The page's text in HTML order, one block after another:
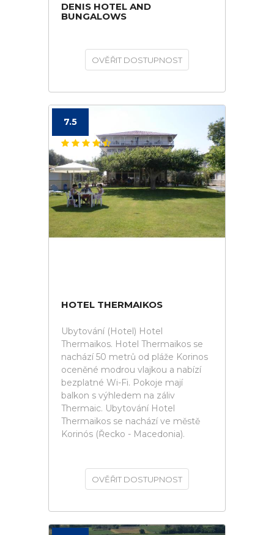
DENIS HOTEL AND
BUNGALOWS
OVĚŘIT DOSTUPNOST
7.5
HOTEL THERMAIKOS
Ubytování (Hotel) Hotel
Thermaikos. Hotel Thermaikos se
nachází 50 metrů od pláže Korinos
oceněné modrou vlajkou a nabízí
bezplatné Wi-Fi. Pokoje mají
balkon s výhledem na záliv
Thermaic. Ubytování Hotel
Thermaikos se nachází ve městě
Korinós (Řecko - Macedonia).
OVĚŘIT DOSTUPNOST